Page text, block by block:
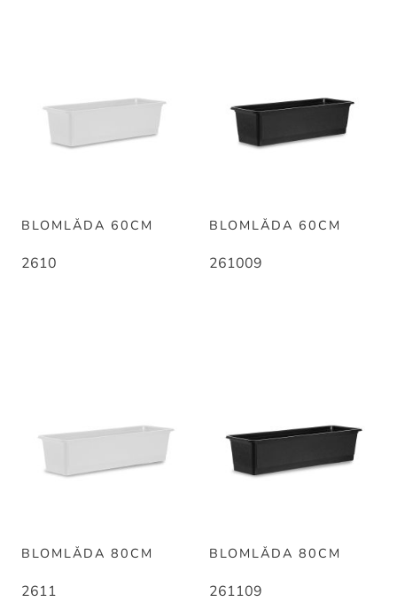
BLOMLÅDA 60CM
2610
BLOMLÅDA 60CM
261009
BLOMLÅDA 80CM
2611
BLOMLÅDA 80CM
261109